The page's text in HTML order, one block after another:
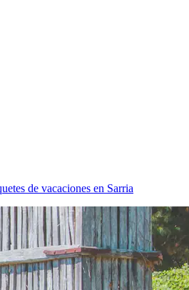
de vacaciones en Sarria